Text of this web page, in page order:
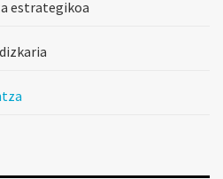
estrategikoa